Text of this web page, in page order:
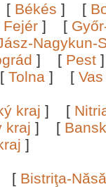
[ Békés ] [
Fejér ] [
Nagykun-
] [ Pest
[ Tolna ] [ Vas
kraj ] [
kraj ] [
]
[ Bistriţa-